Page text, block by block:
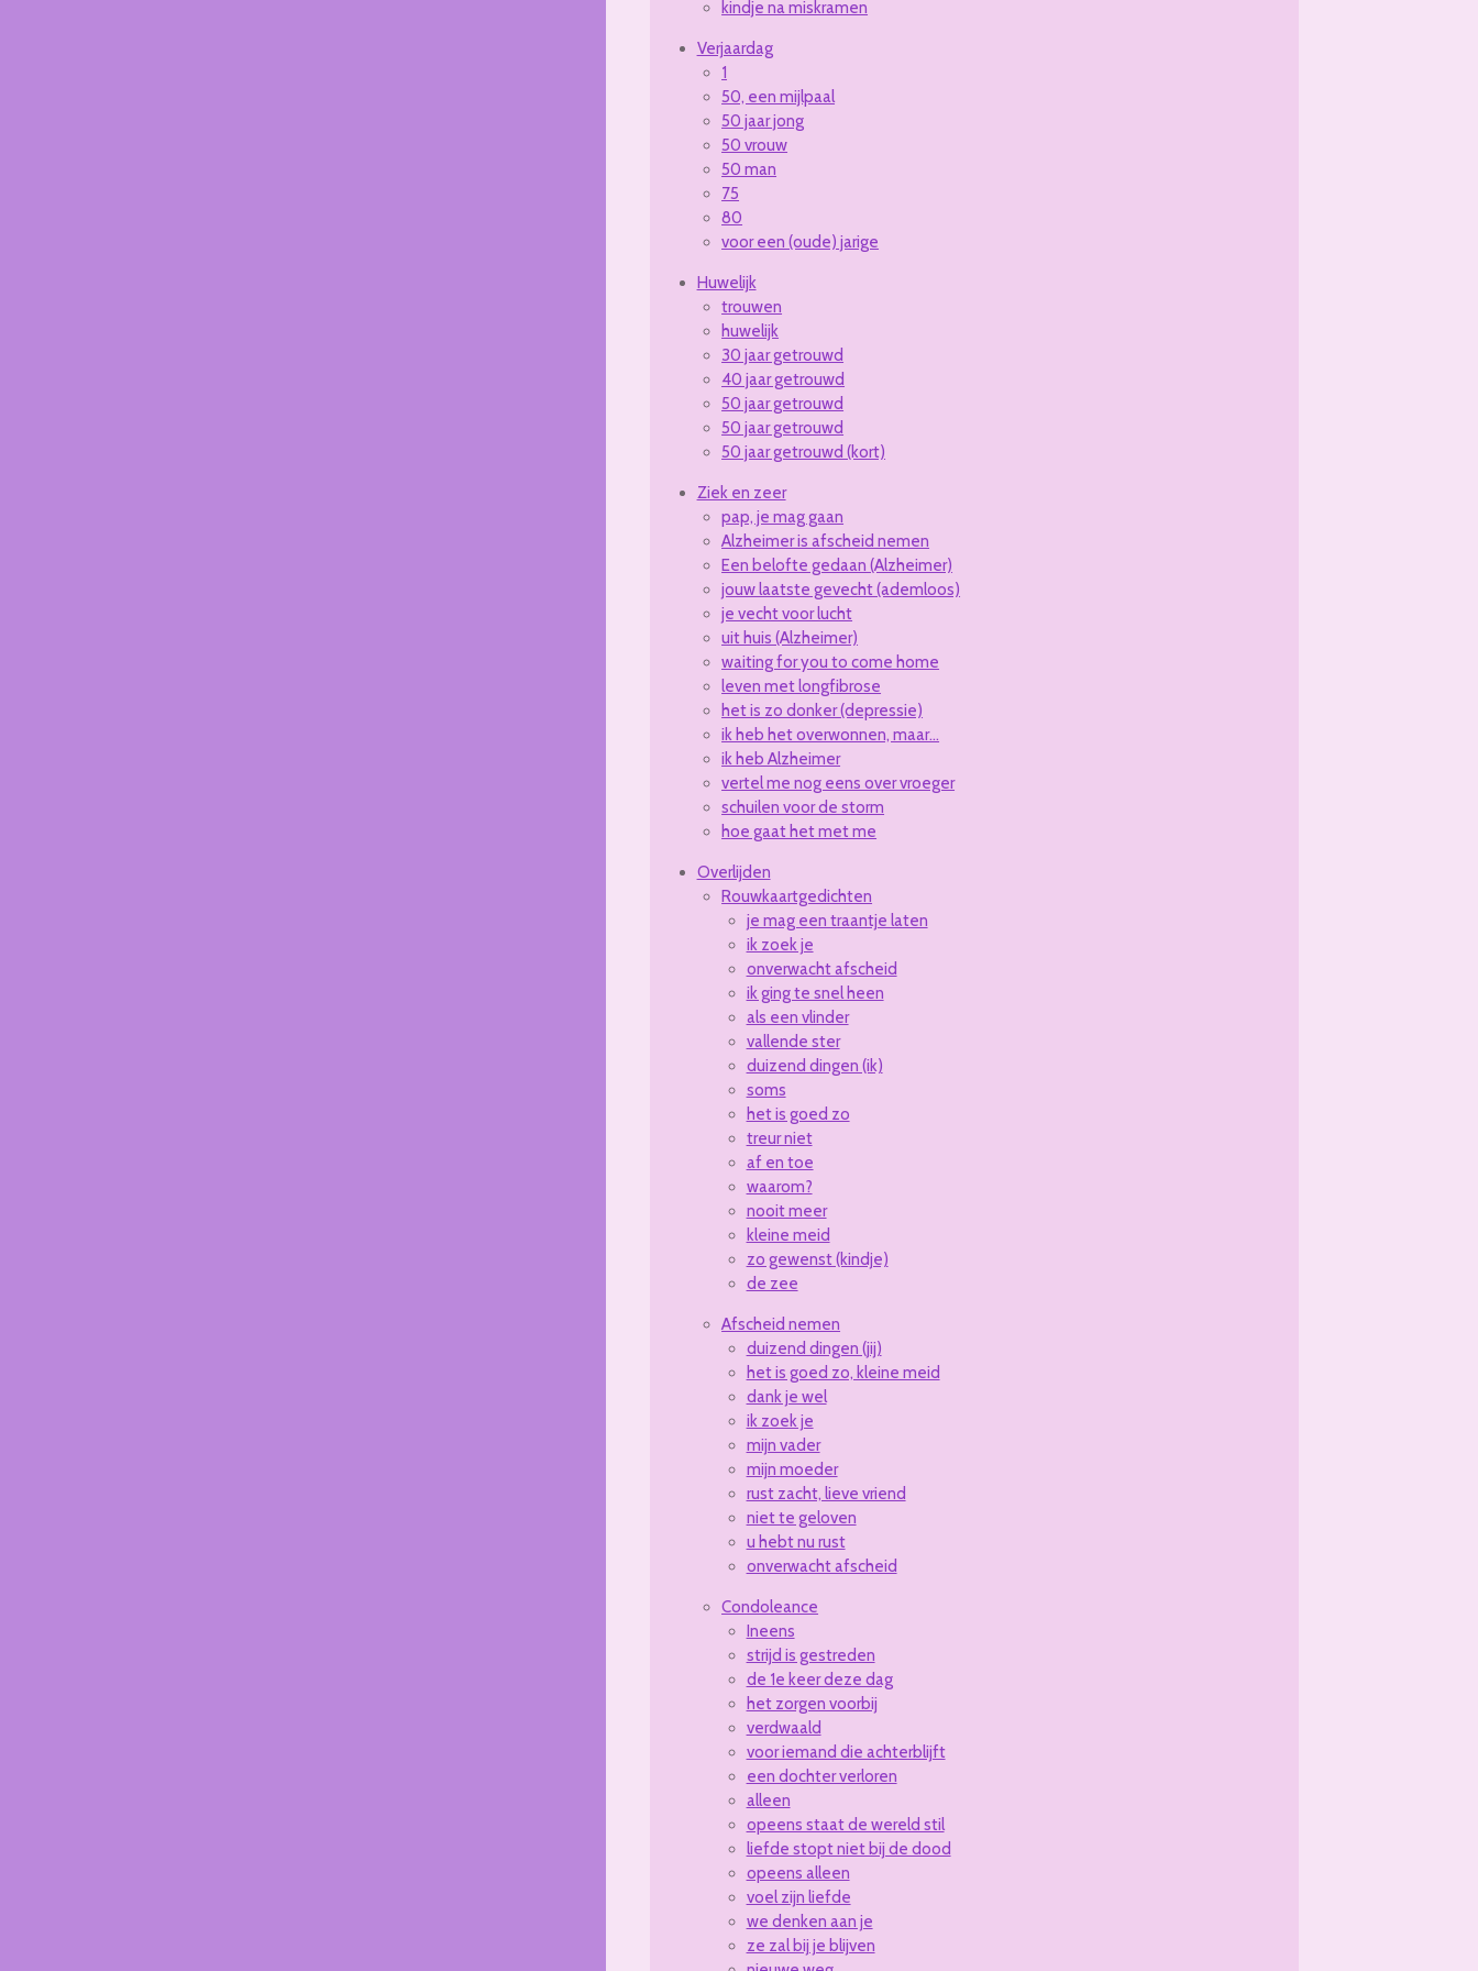
kindje na miskramen
Verjaardag
1
50, een mijlpaal
50 jaar jong
50 vrouw
50 man
75
80
voor een (oude) jarige
Huwelijk
trouwen
huwelijk
30 jaar getrouwd
40 jaar getrouwd
50 jaar getrouwd
50 jaar getrouwd
50 jaar getrouwd (kort)
Ziek en zeer
pap, je mag gaan
Alzheimer is afscheid nemen
Een belofte gedaan (Alzheimer)
jouw laatste gevecht (ademloos)
je vecht voor lucht
uit huis (Alzheimer)
waiting for you to come home
leven met longfibrose
het is zo donker (depressie)
ik heb het overwonnen, maar...
ik heb Alzheimer
vertel me nog eens over vroeger
schuilen voor de storm
hoe gaat het met me
Overlijden
Rouwkaartgedichten
je mag een traantje laten
ik zoek je
onverwacht afscheid
ik ging te snel heen
als een vlinder
vallende ster
duizend dingen (ik)
soms
het is goed zo
treur niet
af en toe
waarom?
nooit meer
kleine meid
zo gewenst (kindje)
de zee
Afscheid nemen
duizend dingen (jij)
het is goed zo, kleine meid
dank je wel
ik zoek je
mijn vader
mijn moeder
rust zacht, lieve vriend
niet te geloven
u hebt nu rust
onverwacht afscheid
Condoleance
Ineens
strijd is gestreden
de 1e keer deze dag
het zorgen voorbij
verdwaald
voor iemand die achterblijft
een dochter verloren
alleen
opeens staat de wereld stil
liefde stopt niet bij de dood
opeens alleen
voel zijn liefde
we denken aan je
ze zal bij je blijven